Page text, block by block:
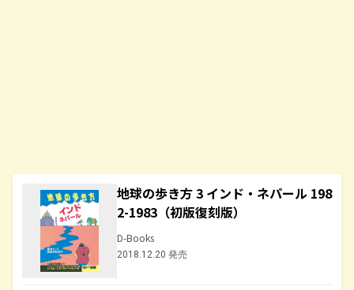
地球の歩き方 3 インド・ネパール 198
2-1983（初版復刻版）
D-Books
2018.12.20 発売